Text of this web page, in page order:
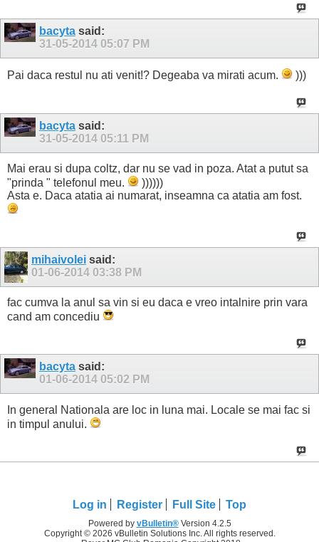
bacyta said:
31-05-2014 05:07 PM
Pai daca restul nu ati venit!? Degeaba va mirati acum. )))
bacyta said:
31-05-2014 05:11 PM
Mai erau si dupa coltz, dar nu se vad in poza. Atat a putut sa
"prinda " telefonul meu.
))))))
Asta e. Daca atatia ai numarat, inseamna ca atatia am fost.
mihaivolei said:
01-06-2014 03:38 PM
fac cumva la anul sa vin si eu daca e vreo intalnire prin vara
cand am concediu
bacyta said:
01-06-2014 05:02 PM
In general Nationala are loc in luna mai. Locale se mai fac si
in timpul anului.
Log in Register Full Site Top
Powered by vBulletin®Version 4.2.5
Copyright © 2026 vBulletin Solutions Inc. All rights reserved.